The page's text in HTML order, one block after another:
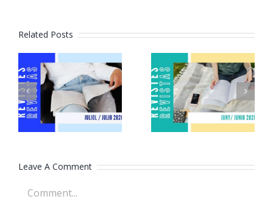
Related Posts
Revistes
juliol 2026
Revistes
juny 2026
Leave A Comment
Comment